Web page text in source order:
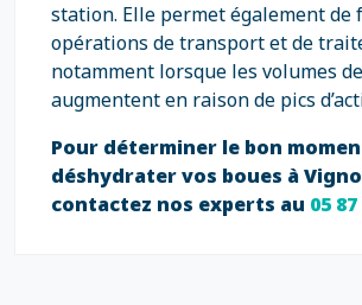
station. Elle permet également de
opérations de transport et de
notamment lorsque les volumes
augmentent en raison de pics
Pour déterminer le bon
déshydrater vos boues à
contactez nos experts au 05